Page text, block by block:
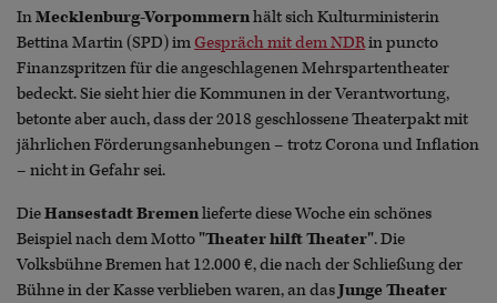
InMecklenburg-Vorpommernhält sich Kulturministerin
Bettina Martin (SPD) imGespräch mit dem NDRin puncto
Finanzspritzen für die angeschlagenen Mehrspartentheater
bedeckt. Sie sieht hier die Kommunen in der Verantwortung,
betonte aber auch, dass der 2018 geschlossene Theaterpakt mit
jährlichen Förderungsanhebungen – trotz Corona und Inflation
– nicht in Gefahr sei.
DieHansestadt Bremenlieferte diese Woche ein schönes
Beispiel nach dem Motto"Theater hilft Theater". Die
Volksbühne Bremen hat 12.000 €, die nach der Schließung der
Bühne in der Kasse verblieben waren, an dasJunge Theater